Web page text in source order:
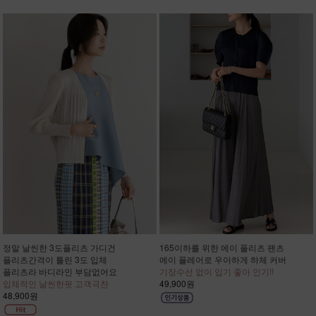
정말 날씬한 3도플리츠 가디건
플리츠간격이 틀린 3도 입체
플리츠라 바디라인 부담없어요
입체적인 날씬한핏 고객극찬
48,900원
165이하를 위한 에이 플리츠 팬츠
에이 플레어로 우아하게 하체 커버
기장수선 없이 입기 좋아 인기!!
49,900원